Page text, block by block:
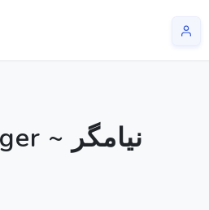
niyâm-ger ~ نيامگر